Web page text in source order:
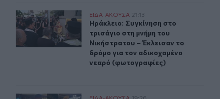
Ηράκλειο: Συγκίνηση στο τρισάγιο στη μνήμη του
ΕΙΔΑ-ΑΚΟΥΣΑ 21:13
Ηράκλειο: Συγκίνηση στο
Ηράκλειο: Συγκίνηση στο
τρισάγιο στη μνήμη του
Νικήστρατου – Έκλεισαν το
δρόμο για τον αδικοχαμένο
νεαρό (φωτογραφίες)
ΕΙΔΑ-ΑΚΟΥΣΑ 19:26